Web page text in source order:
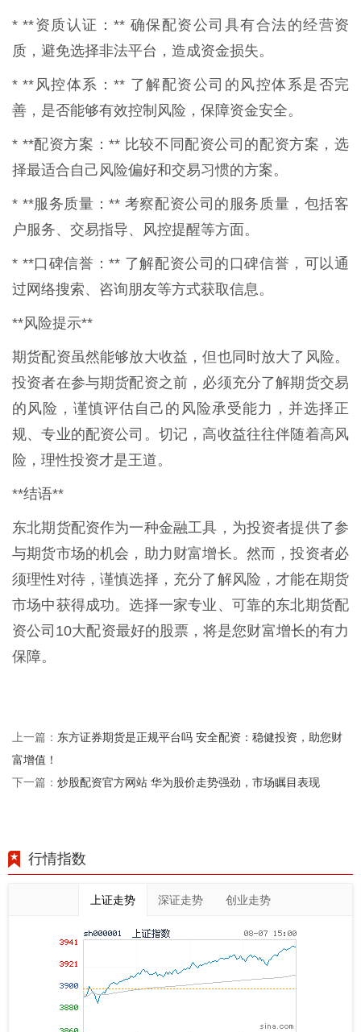
* **资质认证：** 确保配资公司具有合法的经营资
质，避免选择非法平台，造成资金损失。
* **风控体系：** 了解配资公司的风控体系是否完
善，是否能够有效控制风险，保障资金安全。
* **配资方案：** 比较不同配资公司的配资方案，选
择最适合自己风险偏好和交易习惯的方案。
* **服务质量：** 考察配资公司的服务质量，包括客
户服务、交易指导、风控提醒等方面。
* **口碑信誉：** 了解配资公司的口碑信誉，可以通
过网络搜索、咨询朋友等方式获取信息。
**风险提示**
期货配资虽然能够放大收益，但也同时放大了风险。
投资者在参与期货配资之前，必须充分了解期货交易
的风险，谨慎评估自己的风险承受能力，并选择正
规、专业的配资公司。切记，高收益往往伴随着高风
险，理性投资才是王道。
**结语**
东北期货配资作为一种金融工具，为投资者提供了参
与期货市场的机会，助力财富增长。然而，投资者必
须理性对待，谨慎选择，充分了解风险，才能在期货
市场中获得成功。选择一家专业、可靠的东北期货配
资公司10大配资最好的股票，将是您财富增长的有力
保障。
上一篇： 东方证券期货是正规平台吗 安全配资：稳健投资，助您财
富增值！
下一篇： 炒股配资官方网站 华为股价走势强劲，市场瞩目表现
行情指数
上证走势 深证走势 创业走势